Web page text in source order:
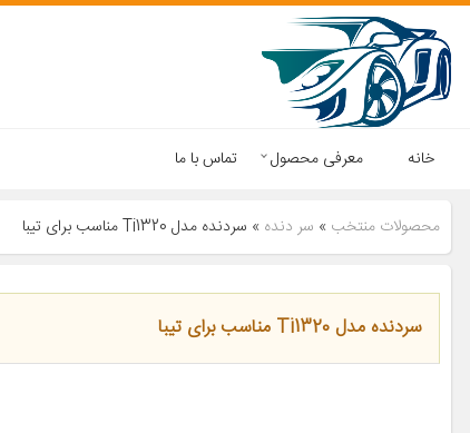
خانه معرفی محصول تماس با ما
محصولات منتخب » سر دنده » سردنده مدل Ti1320 مناسب برای تیبا
سردنده مدل Ti1320 مناسب برای تیبا